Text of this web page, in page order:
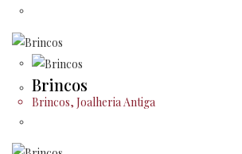
Brincos
Brincos, Joalheria Antiga